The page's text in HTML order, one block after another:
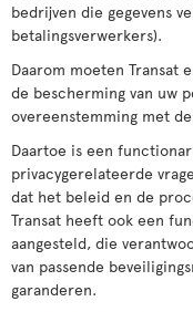
bedrijven die gegevens
betalingsverwerkers).
Daarom moeten Transat
de bescherming van uw
overeenstemming met
Daartoe is een
privacygerelateerde
dat het beleid en de
Transat heeft ook een
aangesteld, die
van passende
garanderen.